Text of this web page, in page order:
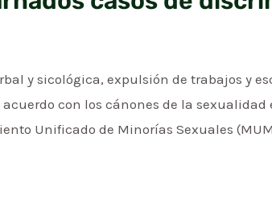
y sicológica, expulsión de trabajos y
con los cánones de la
Unificado de Minorías Sexuales